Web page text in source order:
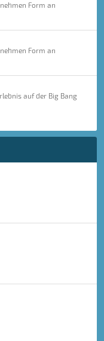
Form an
Form an
auf der Big Bang